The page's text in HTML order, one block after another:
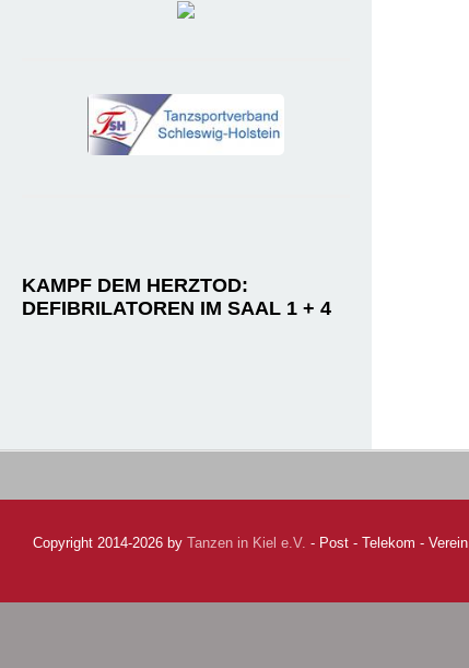
KAMPF DEM HERZTOD:
DEFIBRILATOREN IM SAAL 1 + 4
Copyright 2014-2026 by Tanzen in Kiel e.V. - Post - Telekom - Verein